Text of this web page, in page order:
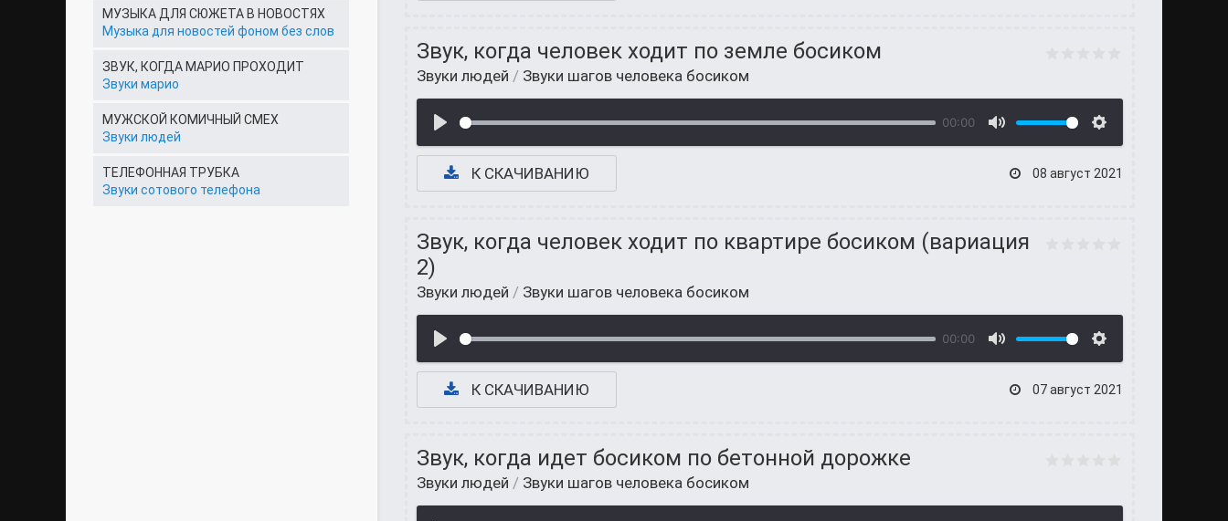
Звук, когда человек ходит по земле босиком
Звуки людей / Звуки шагов человека босиком
00:00
К СКАЧИВАНИЮ 08 август 2021
Звук, когда человек ходит по квартире босиком (вариация
2)
Звуки людей / Звуки шагов человека босиком
00:00
К СКАЧИВАНИЮ 07 август 2021
Звук, когда идет босиком по бетонной дорожке
Звуки людей / Звуки шагов человека босиком
МУЗЫКА ДЛЯ СЮЖЕТА В НОВОСТЯХ
Музыка для новостей фоном без слов
ЗВУК, КОГДА МАРИО ПРОХОДИТ
Звуки марио
МУЖСКОЙ КОМИЧНЫЙ СМЕХ
Звуки людей
ТЕЛЕФОННАЯ ТРУБКА
Звуки сотового телефона